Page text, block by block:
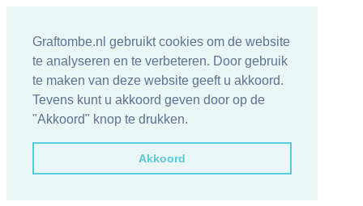
Graftombe.nl gebruikt cookies om de website
te analyseren en te verbeteren. Door gebruik
te maken van deze website geeft u akkoord.
Tevens kunt u akkoord geven door op de
"Akkoord" knop te drukken.
Akkoord